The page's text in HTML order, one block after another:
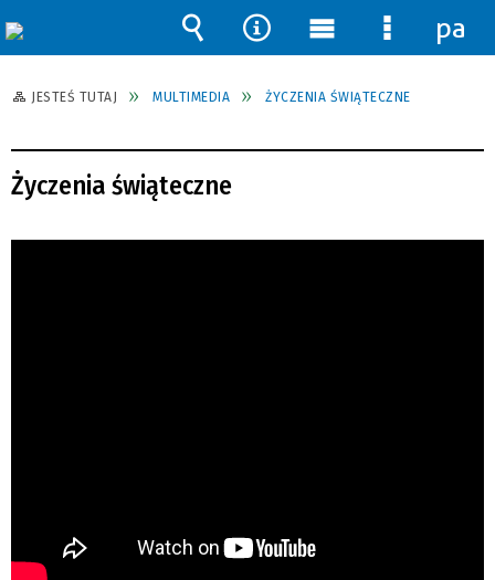
JESTEŚ TUTAJ MULTIMEDIA ŻYCZENIA ŚWIĄTECZNE
Życzenia świąteczne
Wyszukiwarka
Narzędzia
Menu
główne
Menu